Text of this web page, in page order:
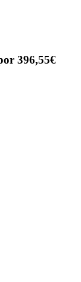
396,55€